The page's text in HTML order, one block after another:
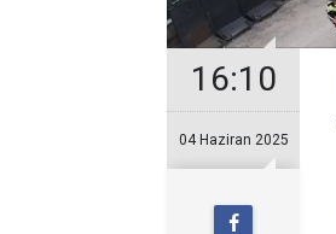
16:10
04 Haziran 2025